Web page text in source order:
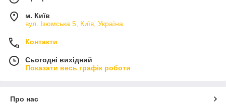
м. Київ
вул. Ізюмська 5, Київ, Україна
Контакти
Сьогодні вихідний
Показати весь графік роботи
Про нас